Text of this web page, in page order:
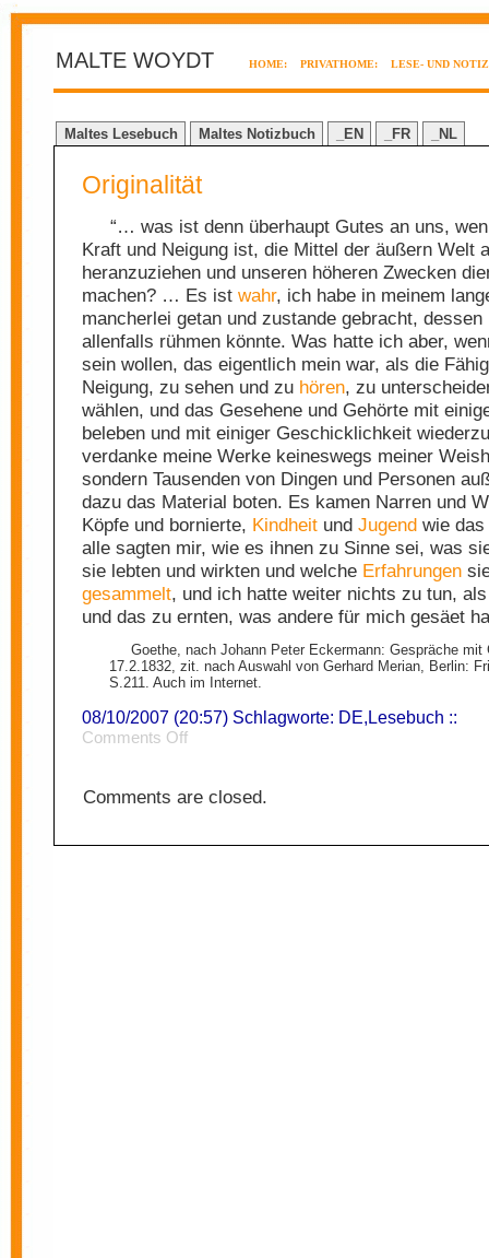
MALTE WOYDT HOME: PRIVATHOME: LESE- UND
Maltes Lesebuch Maltes Notizbuch _EN _FR _NL
Originalität
“… was ist denn überhaupt Gutes an uns,
Kraft und Neigung ist, die Mittel der äußern Welt
heranzuziehen und unseren höheren Zwecken
machen? … Es ist wahr, ich habe in meinem
mancherlei getan und zustande gebracht,
allenfalls rühmen könnte. Was hatte ich aber,
sein wollen, das eigentlich mein war, als die
Neigung, zu sehen und zu hören, zu
wählen, und das Gesehene und Gehörte mit
beleben und mit einiger Geschicklichkeit
verdanke meine Werke keineswegs meiner
sondern Tausenden von Dingen und Personen
dazu das Material boten. Es kamen Narren und
Köpfe und bornierte, Kindheit und Jugend wie
alle sagten mir, wie es ihnen zu Sinne sei, was
sie lebten und wirkten und welche Erfahrungen
gesammelt, und ich hatte weiter nichts zu tun,
und das zu ernten, was andere für mich gesäet
Goethe, nach Johann Peter Eckermann: Gespräche mit
17.2.1832, zit. nach Auswahl von Gerhard Merian, Berlin:
S.211. Auch im Internet.
08/10/2007 (20:57) Schlagworte: DE,Lesebuch ::
Comments Offon
Comments are closed.